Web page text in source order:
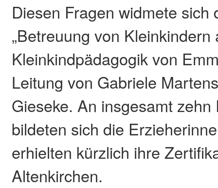
Diesen Fragen widmete sich
„Betreuung von
Kleinkindpädagogik von
Leitung von Gabriele
Gieseke. An insgesamt
bildeten sich die
erhielten kürzlich ihre
Altenkirchen.